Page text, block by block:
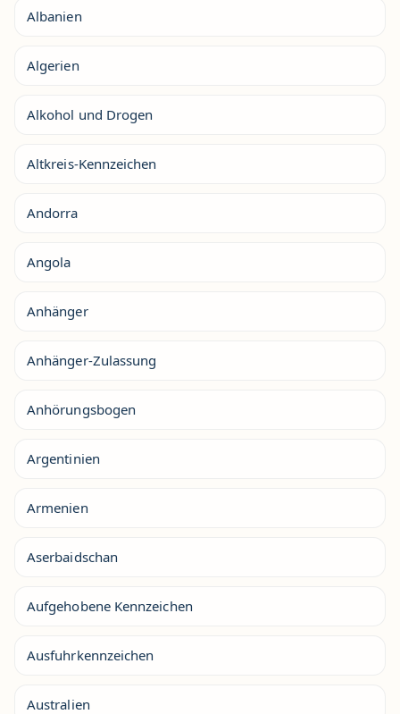
Albanien
Algerien
Alkohol und Drogen
Altkreis-Kennzeichen
Andorra
Angola
Anhänger
Anhänger-Zulassung
Anhörungsbogen
Argentinien
Armenien
Aserbaidschan
Aufgehobene Kennzeichen
Ausfuhrkennzeichen
Australien